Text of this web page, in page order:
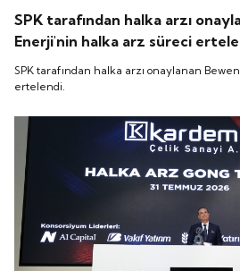
SPK tarafından halka arzı
Enerji'nin halka arz süreci
SPK tarafından halka arzı onaylanan
ertelendi.